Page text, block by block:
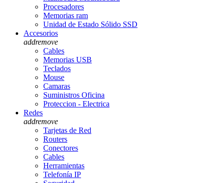
Procesadores
Memorias ram
Unidad de Estado Sólido SSD
Accesorios
addremove
Cables
Memorias USB
Teclados
Mouse
Camaras
Suministros Oficina
Proteccion - Electrica
Redes
addremove
Tarjetas de Red
Routers
Conectores
Cables
Herramientas
Telefonía IP